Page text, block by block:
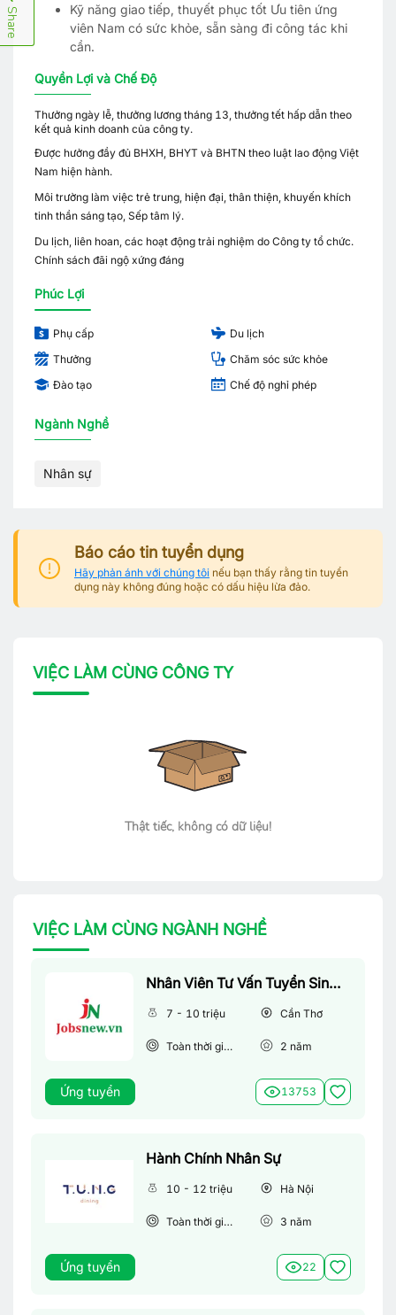
Kỹ năng giao tiếp, thuyết phục tốt Ưu tiên ứng
viên Nam có sức khỏe, sẵn sàng đi công tác khi
cần.
Quyền Lợi và Chế Độ
Thưởng ngày lễ, thưởng lương tháng 13, thưởng tết hấp dẫn theo
kết quả kinh doanh của công ty.
Được hưởng đầy đủ BHXH, BHYT và BHTN theo luật lao động Việt
Nam hiện hành.
Môi trường làm việc trẻ trung, hiện đại, thân thiện, khuyến khích
tinh thần sáng tạo, Sếp tâm lý.
Du lịch, liên hoan, các hoạt động trải nghiệm do Công ty tổ chức.
Chính sách đãi ngộ xứng đáng
Phúc Lợi
Phụ cấp
Du lịch
Thưởng
Chăm sóc sức khỏe
Đào tạo
Chế độ nghỉ phép
Ngành Nghề
Nhân sự
Báo cáo tin tuyển dụng
Hãy phản ánh với chúng tôi nếu bạn thấy rằng tin tuyển
dụng này không đúng hoặc có dấu hiệu lừa đảo.
VIỆC LÀM CÙNG CÔNG TY
Thật tiếc, không có dữ liệu!
VIỆC LÀM CÙNG NGÀNH NGHỀ
Nhân Viên Tư Vấn Tuyển Sinh (Làm Việc Tại Văn Phòng)
7 - 10 triệu Cần Thơ
Toàn thời gian 2 năm
Ứng tuyển 13753
Hành Chính Nhân Sự
10 - 12 triệu Hà Nội
Toàn thời gian 3 năm
Ứng tuyển 22
Share